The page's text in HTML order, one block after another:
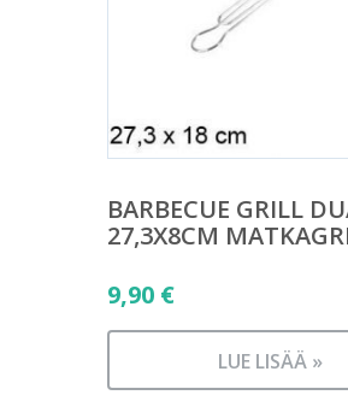
BARBECUE GRILL
27,3X8CM
9,90 €
LUE LISÄÄ »